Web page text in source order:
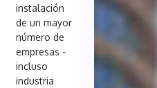
instalación
de un mayor
número de
empresas -
incluso
industria